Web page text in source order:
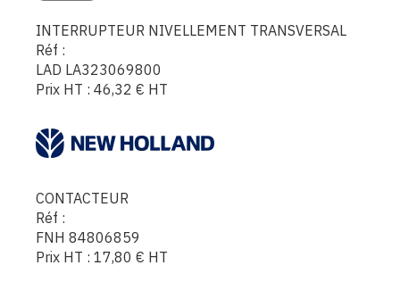
INTERRUPTEUR NIVELLEMENT TRANSVERSAL
Réf :
LAD LA323069800
Prix HT : 46,32 € HT
CONTACTEUR
Réf :
FNH 84806859
Prix HT : 17,80 € HT